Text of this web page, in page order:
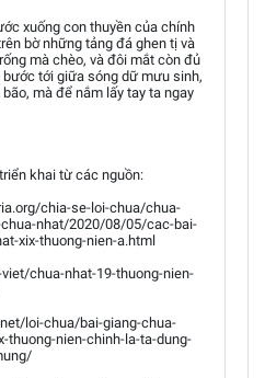
xuống con thuyền của chính
bờ những tảng đá ghen tị và
mà chèo, và đôi mắt còn đủ
tới giữa sóng dữ mưu sinh,
mà để nắm lấy tay ta ngay
khai từ các nguồn:
chia-se-loi-chua/chua-
nhat/2020/08/05/cac-bai-
xix-thuong-nien-a.html
chua-nhat-19-thuong-nien-
loi-chua/bai-giang-chua-
thuong-nien-chinh-la-ta-dung-